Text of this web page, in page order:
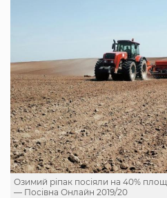
Озимий ріпак посіяли на 40% площ
— Посівна Онлайн 2019/20